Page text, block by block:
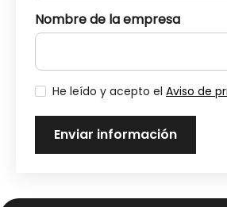
Nombre de la empresa
He leído y acepto el Aviso de